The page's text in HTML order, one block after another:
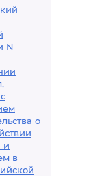
N
о
и
в